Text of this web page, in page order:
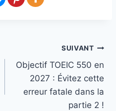
SUIVANT
Objectif TOEIC 550 en
2027 : Évitez cette
erreur fatale dans la
partie 2 !